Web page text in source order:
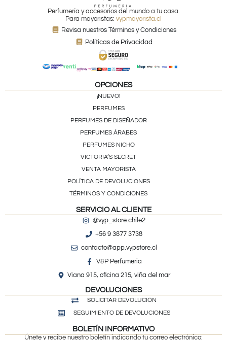
Perfumería y accesorios del mundo a tu casa.
Para mayoristas: vypmayorista.cl
Revisa nuestros Términos y Condiciones
Políticas de Privacidad
OPCIONES
¡NUEVO!
PERFUMES
PERFUMES DE DISEÑADOR
PERFUMES ÁRABES
PERFUMES NICHO
VICTORIA’S SECRET
VENTA MAYORISTA
POLÍTICA DE DEVOLUCIONES
TÉRMINOS Y CONDICIONES
SERVICIO AL CLIENTE
@vyp_store.chile2
+56 9 3877 3738
contacto@app.vypstore.cl
V&P Perfumeria
Viana 915, oficina 215, viña del mar
DEVOLUCIONES
SOLICITAR DEVOLUCIÓN
SEGUIMIENTO DE DEVOLUCIONES
BOLETÍN INFORMATIVO
Únete y recibe nuestro boletín indicando tu correo electrónico: